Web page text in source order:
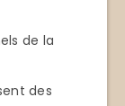
de la
des